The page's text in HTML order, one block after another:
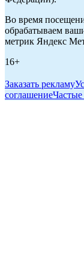
Во время
обрабатываем
метрик Яндекс
16+
Заказать рекламу
соглашение